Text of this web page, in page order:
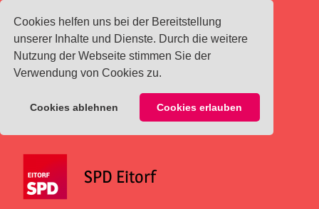
Cookies helfen uns bei der Bereitstellung
unserer Inhalte und Dienste. Durch die weitere
Nutzung der Webseite stimmen Sie der
Verwendung von Cookies zu.
Cookies ablehnen Cookies erlauben
springen
SPD Eitorf